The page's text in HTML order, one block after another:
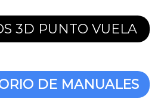
3D PUNTO VUELA
DE MANUALES